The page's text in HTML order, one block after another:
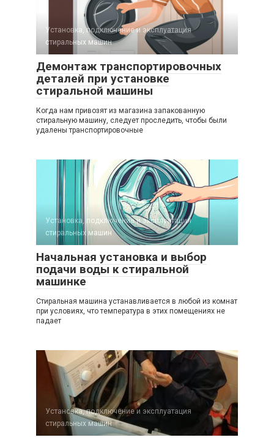
Установка, подключение и эксплуатация
стиральных машин
Демонтаж транспортировочных
деталей при установке
стиральной машины
Когда нам привозят из магазина запакованную
стиральную машину, следует проследить, чтобы были
удалены транспортировочные
Установка, подключение и эксплуатация
стиральных машин
Начальная установка и выбор
подачи воды к стиральной
машинке
Стиральная машина устанавливается в любой из комнат
при условиях, что температура в этих помещениях не
падает
Установка, подключение и эксплуатация
стиральных машин